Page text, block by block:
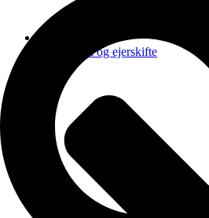
Kontingent og ejerskifte